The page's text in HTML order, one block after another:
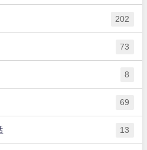
202
73
8
69
13